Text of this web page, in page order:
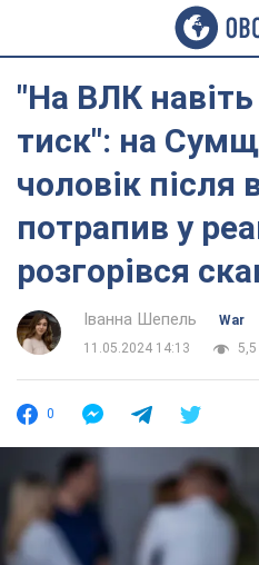
"На ВЛК
тиск": на
чоловік після
потрапив у
розгорівся
Іванна Шепель
War
11.05.2024 14:13
5,5
0